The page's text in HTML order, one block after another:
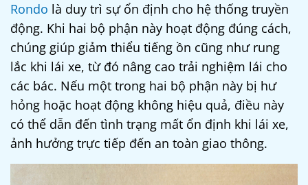
Rondo là duy trì sự ổn định cho hệ thống truyền
động. Khi hai bộ phận này hoạt động đúng cách,
chúng giúp giảm thiểu tiếng ồn cũng như rung
lắc khi lái xe, từ đó nâng cao trải nghiệm lái cho
các bác. Nếu một trong hai bộ phận này bị hư
hỏng hoặc hoạt động không hiệu quả, điều này
có thể dẫn đến tình trạng mất ổn định khi lái xe,
ảnh hưởng trực tiếp đến an toàn giao thông.